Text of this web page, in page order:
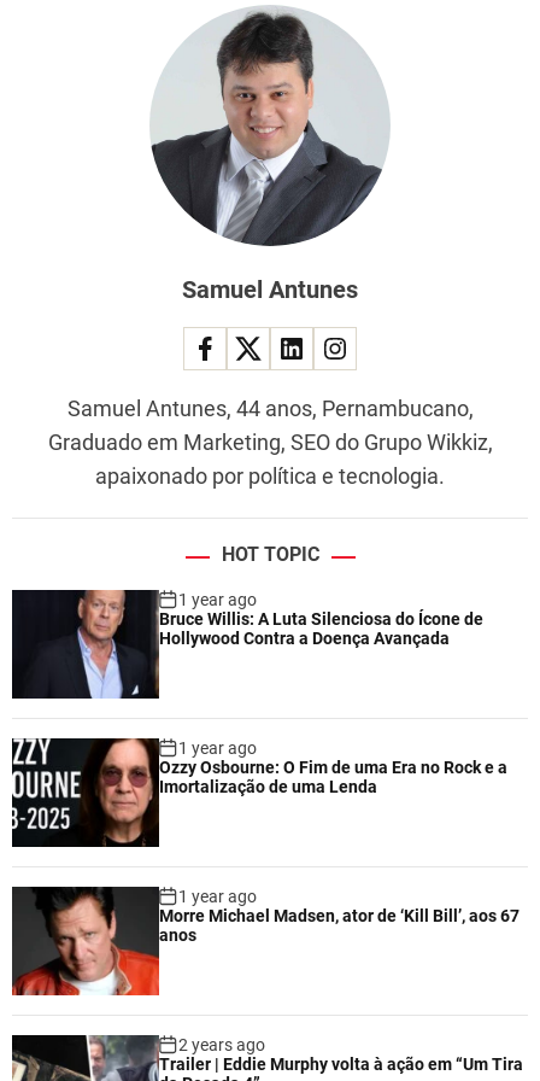
Samuel Antunes
Samuel Antunes, 44 anos, Pernambucano,
Graduado em Marketing, SEO do Grupo Wikkiz,
apaixonado por política e tecnologia.
HOT TOPIC
1 year ago
Bruce Willis: A Luta Silenciosa do Ícone de
Hollywood Contra a Doença Avançada
1 year ago
Ozzy Osbourne: O Fim de uma Era no Rock e a
Imortalização de uma Lenda
1 year ago
Morre Michael Madsen, ator de ‘Kill Bill’, aos 67
anos
2 years ago
Trailer | Eddie Murphy volta à ação em “Um Tira